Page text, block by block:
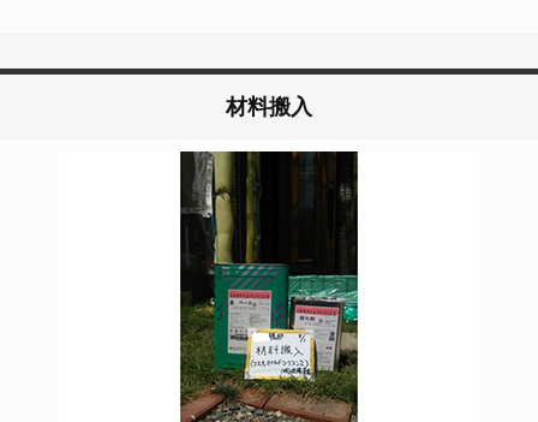
材料搬入